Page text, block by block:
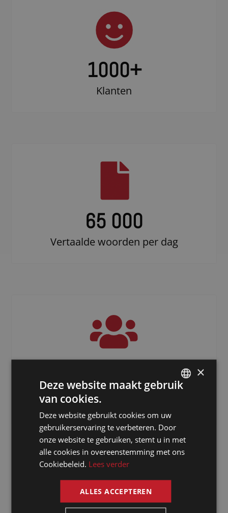
1000+
Klanten
65 000
Vertaalde woorden per dag
Freelancers verspreid over de hele
wereld
FRENCH
×
Deze website maakt gebruik
van cookies.
Deze website gebruikt cookies om uw
gebruikerservaring te verbeteren. Door
onze website te gebruiken, stemt u in met
alle cookies in overeenstemming met ons
Cookiebeleid. Lees verder
ALLES ACCEPTEREN